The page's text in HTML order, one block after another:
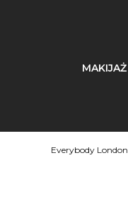
MAKIJAŻ
Everybody London